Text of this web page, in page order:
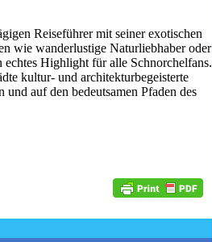
Reiseführer mit seiner exotischen
wie wanderlustige Naturliebhaber oder
Highlight für alle Schnorchelfans.
kultur- und architekturbegeisterte
auf den bedeutsamen Pfaden des